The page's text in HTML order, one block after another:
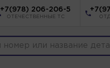
+7(978) 206-206-5
ОТЕЧЕСТВЕННЫЕ ТС